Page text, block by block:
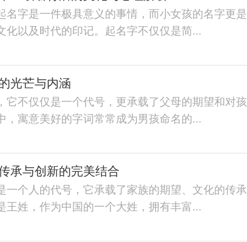
名字是一件极具意义的事情，而小女孩的名字更是
化以及时代的印记。起名字不仅仅是简...
光芒与内涵
它不仅仅是一个代号，更承载了父母的期望和对孩
，寓意美好的字词常常成为男孩命名的...
承与创新的完美结合
一个人的代号，它承载了家族的期望、文化的传承
王姓，作为中国的一个大姓，拥有丰富...